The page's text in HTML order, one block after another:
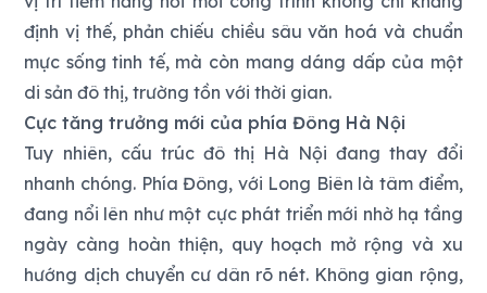
định vị thế, phản chiếu chiều sâu văn hoá và chuẩn
mực sống tinh tế, mà còn mang dáng dấp của một
di sản đô thị, trường tồn với thời gian.
Cực tăng trưởng mới của phía Đông Hà Nội
Tuy nhiên, cấu trúc đô thị Hà Nội đang thay đổi
nhanh chóng. Phía Đông, với Long Biên là tâm điểm,
đang nổi lên như một cực phát triển mới nhờ hạ tầng
ngày càng hoàn thiện, quy hoạch mở rộng và xu
hướng dịch chuyển cư dân rõ nét. Không gian rộng,